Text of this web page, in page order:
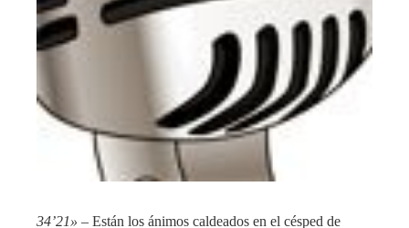
34’21» – Están los ánimos caldeados en el césped de